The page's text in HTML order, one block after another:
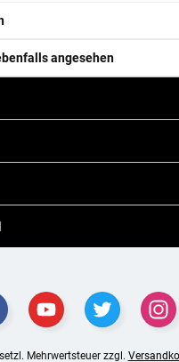
angesehen
Mehrwertsteuer zzgl.